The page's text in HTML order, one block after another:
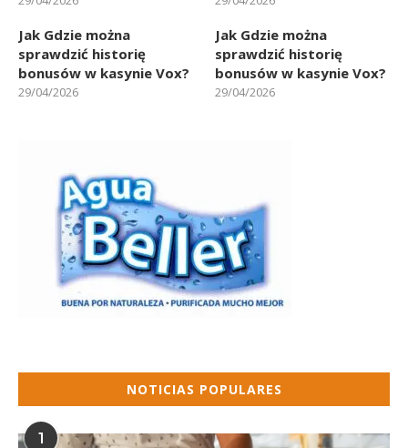
Jak Gdzie można
sprawdzić historię
bonusów w kasynie Vox?
29/04/2026
Jak Gdzie można
sprawdzić historię
bonusów w kasynie Vox?
29/04/2026
NOTICIAS POPULARES
1